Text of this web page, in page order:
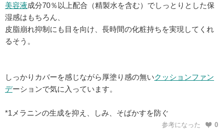
美容液成分70％以上配合（精製水を含む）でしっとりとした保
湿感はもちろん、
皮脂崩れ抑制にも目を向け、長時間の化粧持ちを実現してくれ
るそう。
しっかりカバーを感じながら厚塗り感の無いクッションファン
デーションで気に入っています。
*1メラニンの生成を抑え、しみ、そばかすを防ぐ
参考になった 0